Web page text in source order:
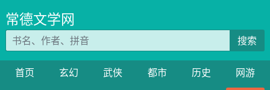
常德文学网
搜索
首页 玄幻 武侠 都市 历史
网游